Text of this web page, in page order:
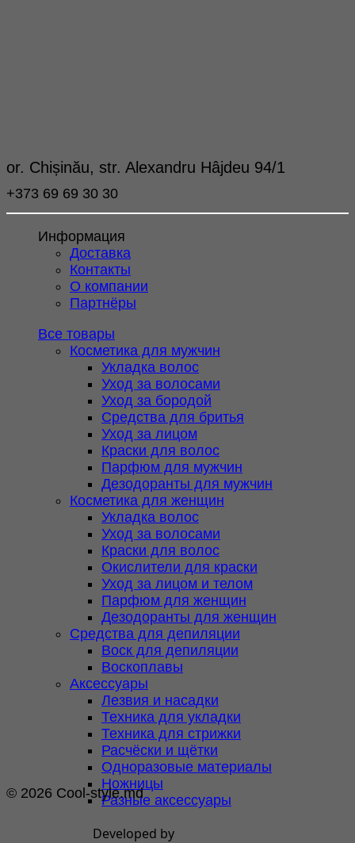
or. Chișinău, str. Alexandru Hâjdeu 94/1
+373 69 69 30 30
Информация
Доставка
Контакты
О компании
Партнёры
Все товары
Косметика для мужчин
Укладка волос
Уход за волосами
Уход за бородой
Средства для бритья
Уход за лицом
Краски для волос
Парфюм для мужчин
Дезодоранты для мужчин
Косметика для женщин
Укладка волос
Уход за волосами
Краски для волос
Окислители для краски
Уход за лицом и телом
Парфюм для женщин
Дезодоранты для женщин
Средства для депиляции
Воск для депиляции
Воскоплавы
Аксессуары
Лезвия и насадки
Техника для укладки
Техника для стрижки
Расчёски и щётки
Одноразовые материалы
Ножницы
Разные аксессуары
© 2026 Cool-style.md
Developed by